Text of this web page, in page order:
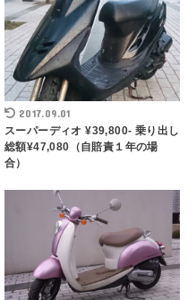
2017.09.01
スーパーディオ ¥39,800- 乗り出し
総額¥47,080（自賠責１年の場
合）